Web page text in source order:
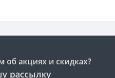
об акциях и скидках?
рассылку